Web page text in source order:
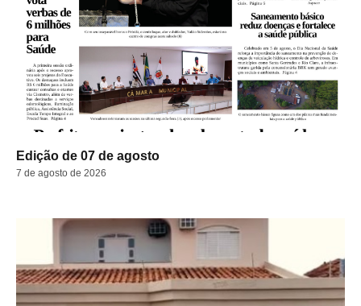
Edição de 07 de agosto
7 de agosto de 2026